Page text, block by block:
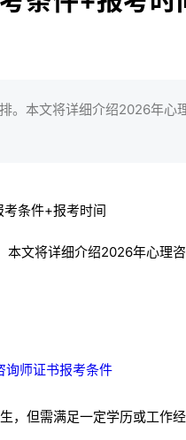
。本文将详细介绍2026年心
文将详细介绍2026年心理
询师证书报考条件
但需满足一定学历或工作经